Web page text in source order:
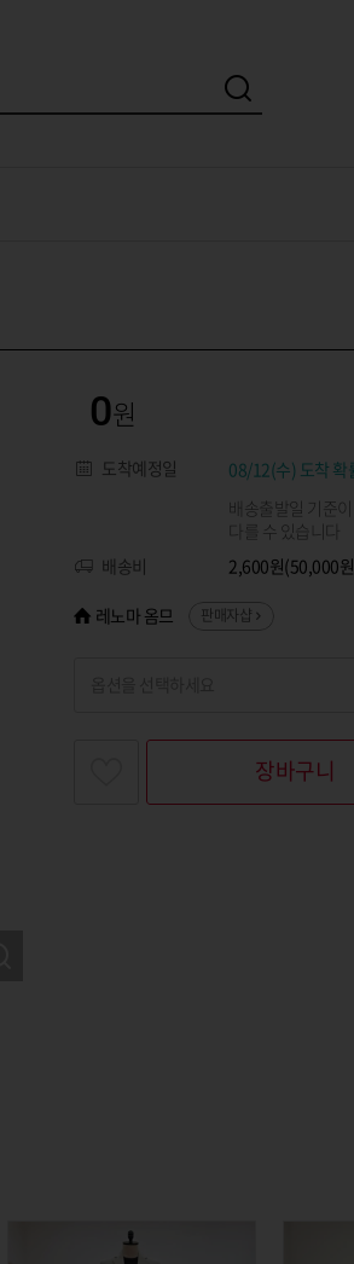
0
도착예정일
08/12(수) 도착 확
배송출발일 기준
다를 수 있습니다
배송비
2,600원(50,000
레노마 옴므 판매자샵
찾고싶은 옵션명을 입력해 주세요
장바구니